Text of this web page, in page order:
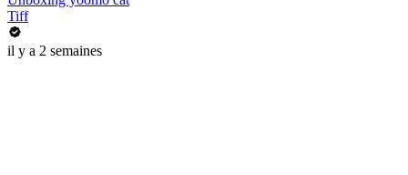
Tiff
il y a 2 semaines